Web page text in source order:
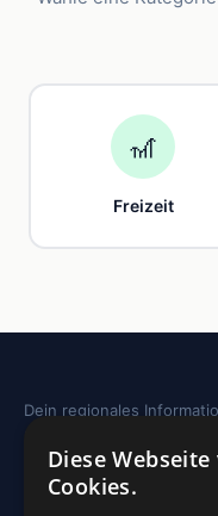
🎢
Freizeit
Dein regionales
Sehenswürdigkeiten,
deiner Region.
Diese
Cookies.